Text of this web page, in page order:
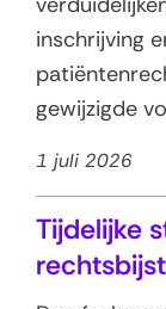
inschrijving
gewijzigde
1 juli 2026
Tijdelijke